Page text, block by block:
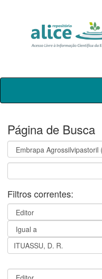
Skip
Página de Busca
Filtros correntes: